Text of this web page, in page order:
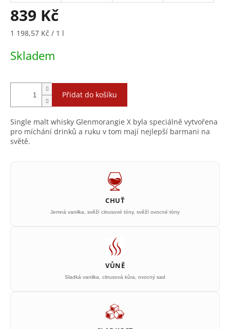
839 Kč
Měrná
1 198,57 Kč / 1 l
Skladem
Přidat do košíku
Single malt whisky Glenmorangie X byla speciálně vytvořena
pro míchání drinků a ruku v tom mají nejlepší barmani na
světě.
CHUŤ
Jemná vanilka, svěží citrusové tóny, svěží ovocné tóny
VŮNĚ
Sladká vanilka, citrusová kůra, ovocný sad